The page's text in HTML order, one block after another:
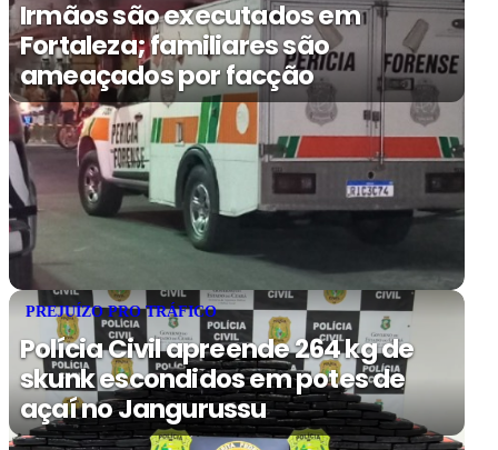
Irmãos são executados em
Fortaleza; familiares são
ameaçados por facção
PREJUÍZO PRO TRÁFICO
Polícia Civil apreende 264 kg de
skunk escondidos em potes de
açaí no Jangurussu